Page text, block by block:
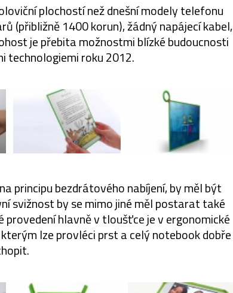
plochostí než dnešní modely telefonu
(přibližně 1400 korun), žádný napájecí kabel,
je přebita možnostmi blízké budoucnosti
technologiemi roku 2012.
principu bezdrátového nabíjení, by měl být
svižnost by se mimo jiné měl postarat také
hlavně v tloušťce je v ergonomické
lze provléci prst a celý notebook dobře